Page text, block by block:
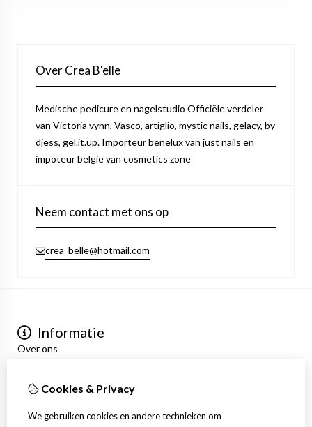
Over Crea B'elle
Medische pedicure en nagelstudio Officiële verdeler
van Victoria vynn, Vasco, artiglio, mystic nails, gelacy, by
djess, gel.it.up. Importeur benelux van just nails en
impoteur belgie van cosmetics zone
Neem contact met ons op
crea_belle@hotmail.com
Informatie
Over ons
Algemene voorwaarden
Mijn account
Inloggen
Cookies & Privacy
We gebruiken cookies en andere technieken om